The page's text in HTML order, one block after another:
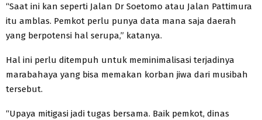
“Saat ini kan seperti Jalan Dr Soetomo atau Jalan Pattimura
itu amblas. Pemkot perlu punya data mana saja daerah
yang berpotensi hal serupa,” katanya.
Hal ini perlu ditempuh untuk meminimalisasi terjadinya
marabahaya yang bisa memakan korban jiwa dari musibah
tersebut.
“Upaya mitigasi jadi tugas bersama. Baik pemkot, dinas